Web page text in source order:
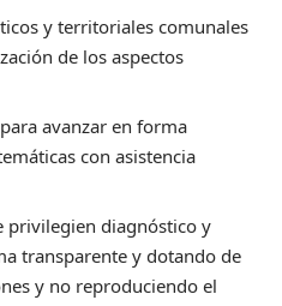
y territoriales comunales
de los aspectos
avanzar en forma
con asistencia
privilegien diagnóstico y
transparente y dotando de
y no reproduciendo el